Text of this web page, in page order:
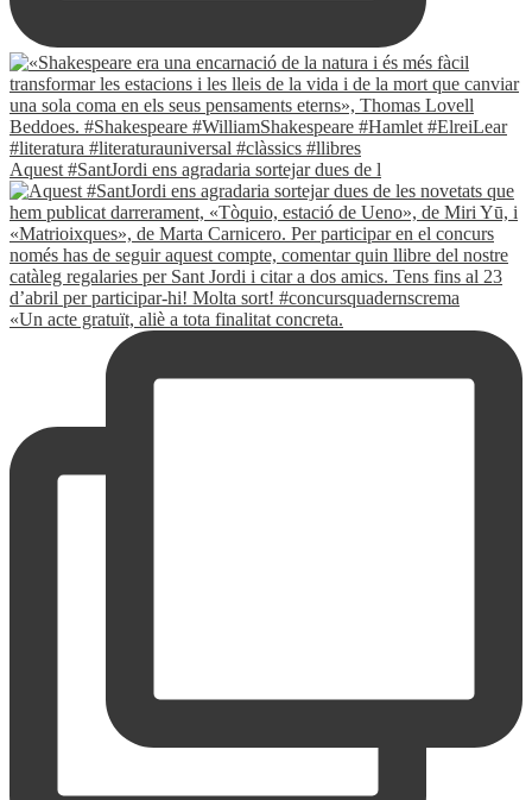
Aquest #SantJordi ens agradaria sortejar dues de l
«Un acte gratuït, aliè a tota finalitat concreta.